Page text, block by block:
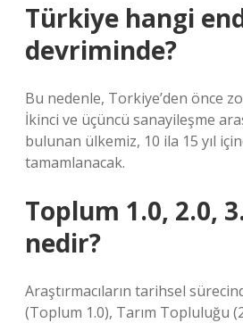
Türkiye hangi
devriminde?
Bu nedenle, Torkiye’den önce
İkinci ve üçüncü sanayileşme
bulunan ülkemiz, 10 ila 15 yıl
tamamlanacak.
Toplum 1.0, 2.0,
nedir?
Araştırmacıların tarihsel
(Toplum 1.0), Tarım Topluluğu